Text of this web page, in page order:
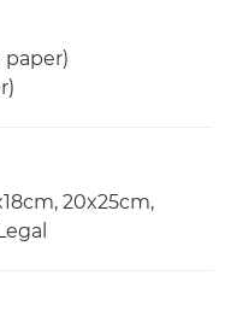
paper)
20x25cm,